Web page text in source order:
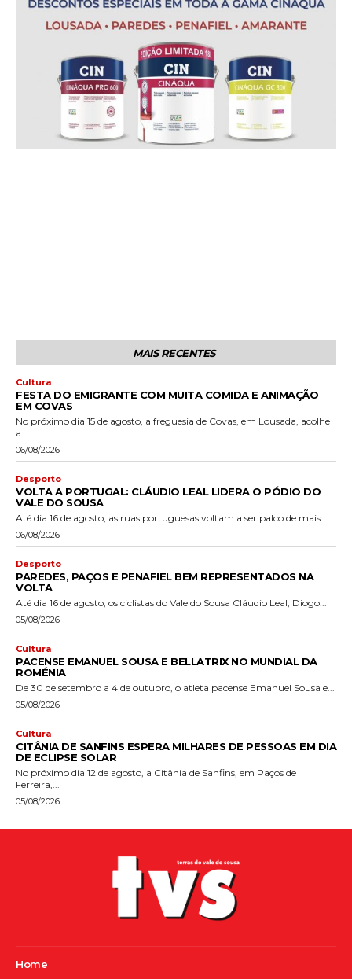
MAIS RECENTES
Cultura
FESTA DO EMIGRANTE COM MUITA COMIDA E ANIMAÇÃO
EM COVAS
No próximo dia 15 de agosto, a freguesia de Covas, em Lousada, acolhe
a...
06/08/2026
Desporto
VOLTA A PORTUGAL: CLÁUDIO LEAL LIDERA O PÓDIO DO
VALE DO SOUSA
Até dia 16 de agosto, as ruas portuguesas voltam a ser palco de mais...
06/08/2026
Desporto
PAREDES, PAÇOS E PENAFIEL BEM REPRESENTADOS NA
VOLTA
Até dia 16 de agosto, os ciclistas do Vale do Sousa Cláudio Leal, Diogo...
05/08/2026
Cultura
PACENSE EMANUEL SOUSA E BELLATRIX NO MUNDIAL DA
ROMÉNIA
De 30 de setembro a 4 de outubro, o atleta pacense Emanuel Sousa e...
05/08/2026
Cultura
CITÂNIA DE SANFINS ESPERA MILHARES DE PESSOAS EM DIA
DE ECLIPSE SOLAR
No próximo dia 12 de agosto, a Citânia de Sanfins, em Paços de
Ferreira,...
05/08/2026
Home